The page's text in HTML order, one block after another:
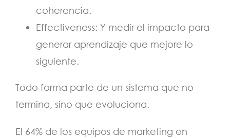
coherencia.
Effectiveness: Y medir el impacto para
generar aprendizaje que mejore lo
siguiente.
Todo forma parte de un sistema que no
termina, sino que evoluciona.
El 64% de los equipos de marketing en